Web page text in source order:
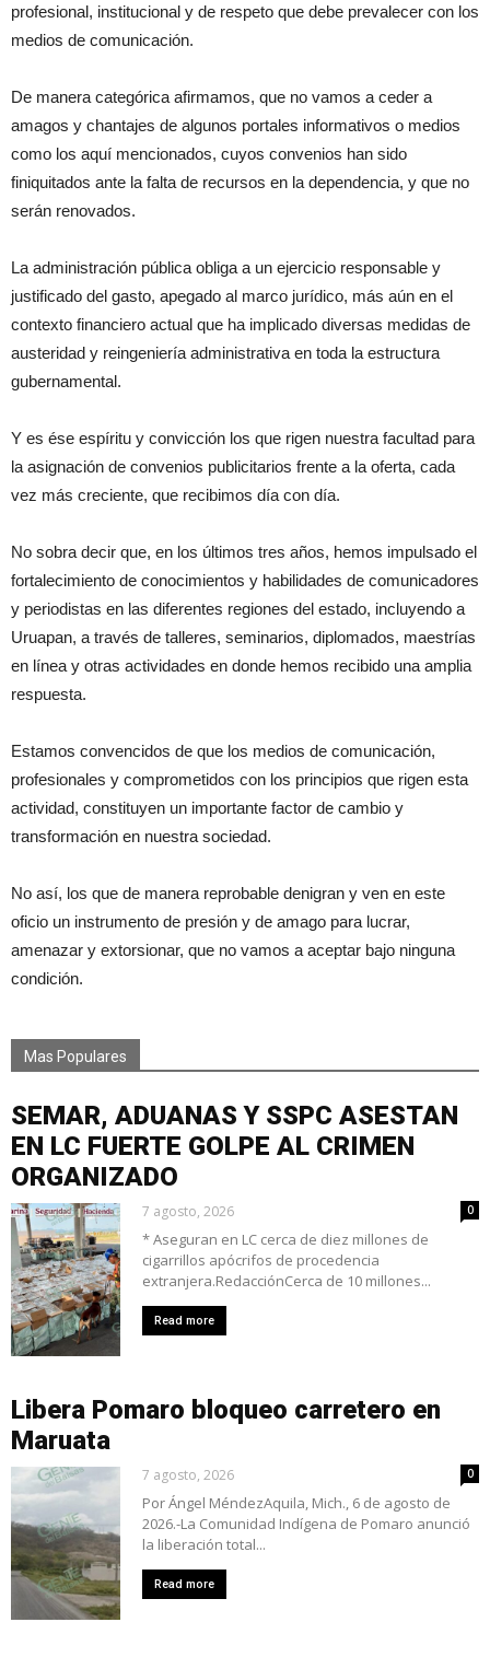
profesional, institucional y de respeto que debe prevalecer con los
medios de comunicación.
De manera categórica afirmamos, que no vamos a ceder a
amagos y chantajes de algunos portales informativos o medios
como los aquí mencionados, cuyos convenios han sido
finiquitados ante la falta de recursos en la dependencia, y que no
serán renovados.
La administración pública obliga a un ejercicio responsable y
justificado del gasto, apegado al marco jurídico, más aún en el
contexto financiero actual que ha implicado diversas medidas de
austeridad y reingeniería administrativa en toda la estructura
gubernamental.
Y es ése espíritu y convicción los que rigen nuestra facultad para
la asignación de convenios publicitarios frente a la oferta, cada
vez más creciente, que recibimos día con día.
No sobra decir que, en los últimos tres años, hemos impulsado el
fortalecimiento de conocimientos y habilidades de comunicadores
y periodistas en las diferentes regiones del estado, incluyendo a
Uruapan, a través de talleres, seminarios, diplomados, maestrías
en línea y otras actividades en donde hemos recibido una amplia
respuesta.
Estamos convencidos de que los medios de comunicación,
profesionales y comprometidos con los principios que rigen esta
actividad, constituyen un importante factor de cambio y
transformación en nuestra sociedad.
No así, los que de manera reprobable denigran y ven en este
oficio un instrumento de presión y de amago para lucrar,
amenazar y extorsionar, que no vamos a aceptar bajo ninguna
condición.
Mas Populares
SEMAR, ADUANAS Y SSPC ASESTAN
EN LC FUERTE GOLPE AL CRIMEN
ORGANIZADO
7 agosto, 2026 0
* Aseguran en LC cerca de diez millones de
cigarrillos apócrifos de procedencia
extranjera.RedacciónCerca de 10 millones...
Read more
Libera Pomaro bloqueo carretero en
Maruata
7 agosto, 2026 0
Por Ángel MéndezAquila, Mich., 6 de agosto de
2026.-La Comunidad Indígena de Pomaro anunció
la liberación total...
Read more